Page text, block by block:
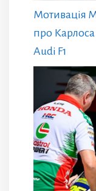
Мотивація
про Карлоса
Audi F1